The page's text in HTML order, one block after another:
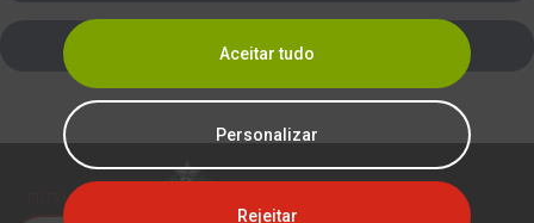
Personalizar
Rejeitar
Aceitar tudo
FILTRO DE DALTONISMO
SIC